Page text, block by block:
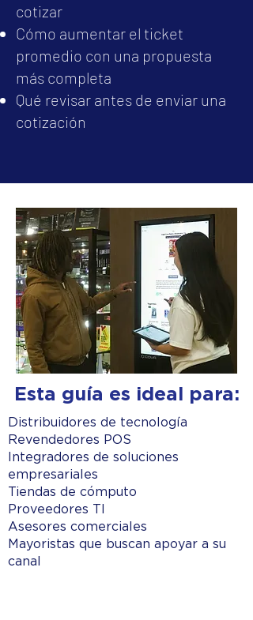
cotizar
Cómo aumentar el ticket
promedio con una propuesta
más completa
Qué revisar antes de enviar una
cotización
Esta guía es ideal para:
Distribuidores de tecnología
Revendedores POS
Integradores de soluciones
empresariales
Tiendas de cómputo
Proveedores TI
Asesores comerciales
Mayoristas que buscan apoyar a su
canal